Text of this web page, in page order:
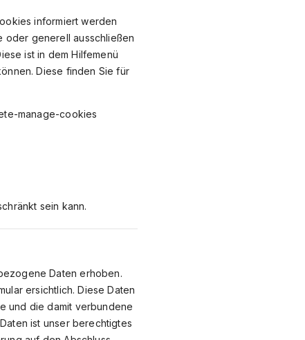
informiert werden
oder generell ausschließen
ist in dem Hilfemenü
Diese finden Sie für
manage-cookies
sein kann.
Daten erhoben.
ersichtlich. Diese Daten
und die damit verbundene
ist unser berechtigtes